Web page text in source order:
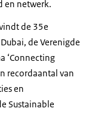
en netwerk.
de 35e
de Verenigde
‘Connecting
recordaantal van
en
Sustainable